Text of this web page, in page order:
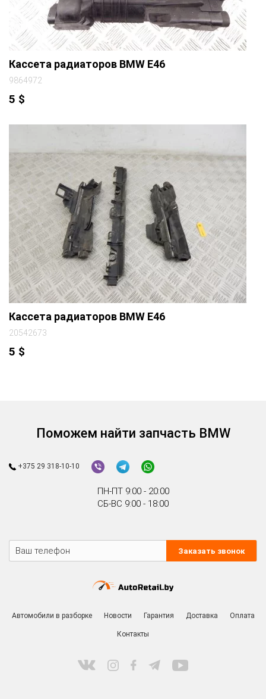
Кассета радиаторов BMW E46
9864972
5 $
Кассета радиаторов BMW E46
20542673
5 $
Поможем найти запчасть BMW
+375 29 318-10-10
ПН-ПТ 9:00 - 20:00
СБ-ВС 9:00 - 18:00
Заказать звонок
Автомобили в разборке Новости Гарантия Доставка Оплата
Контакты